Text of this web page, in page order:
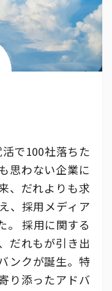
で100社落ちた
思わない企業に
、だれよりも求
、採用メディア
。 採用に関する
だれもが引き出
ンクが誕生。特
り添ったアドバ